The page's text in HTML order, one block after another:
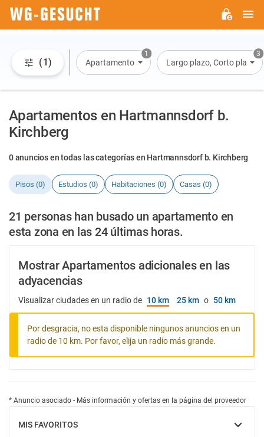
(1)
1
Apartamento
3
Largo plazo, Corto plazo,
Apartamentos en Hartmannsdorf b.
Kirchberg
0 anuncios en todas las categorías en Hartmannsdorf b. Kirchberg
Pisos (0) Estudios (0) Habitaciones (0) Casas (0)
21 personas han busado un apartamento en
esta zona en las 24 últimas horas.
Mostrar Apartamentos adicionales en las
adyacencias
Visualizar ciudades en un radio de 10 km 25 km o 50 km
Por desgracia, no esta disponible ningunos anuncios en un
radio de 10 km. Por favor, elija un radio más grande.
* Anuncio asociado - Más información y ofertas en la página del proveedor
MIS FAVORITOS
MOSTRAR